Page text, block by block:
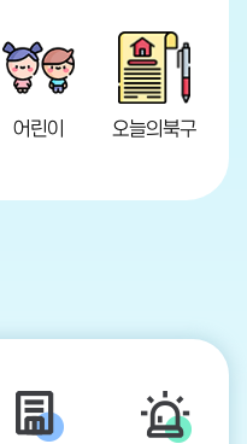
어린이 오늘의북구